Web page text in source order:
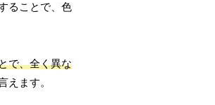
ることで、色
で、全く異な
えます。